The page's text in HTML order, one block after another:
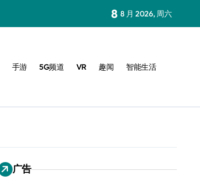
8 8 月 2026, 周六
手游 5G频道 VR 趣闻 智能生活
广告